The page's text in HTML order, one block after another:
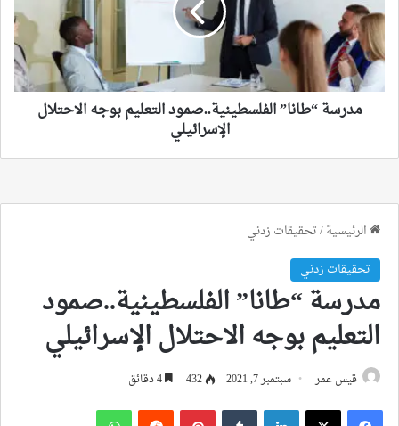
بوجه
الاحتلال
الإسرائيلي
مدرسة “طانا” الفلسطينية..صمود التعليم بوجه الاحتلال
الإسرائيلي